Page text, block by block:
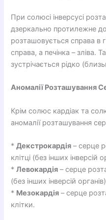
При солюсі інверсусі
дзеркально протилежне
розташовується справа в
справа, а печінка – зліва.
зустрічається рідко
Аномалії Розташування
Крім солюс кардіак та
аномалії розташування
*Декстрокардія – серце
клітці (без інших інверсій
*Левокардія – серце
(без інших інверсій
* Мезокардія – серце
клітки.